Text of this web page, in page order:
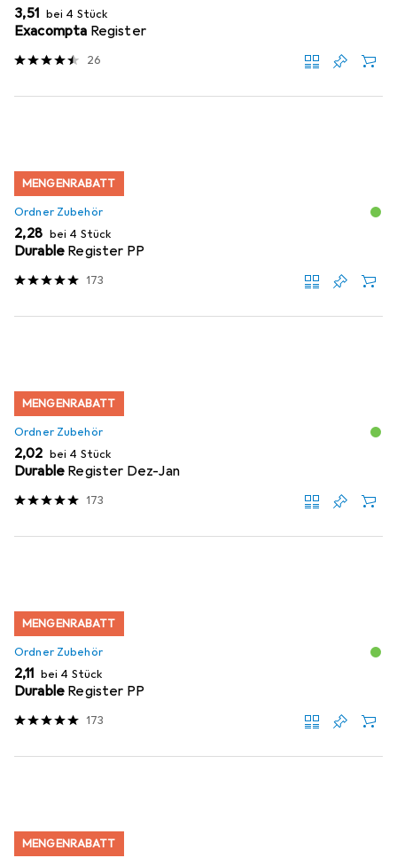
EUR
3,51 bei 4 Stück
Exacompta Register
26
MENGENRABATT
Ordner Zubehör
EUR
2,28 bei 4 Stück
Durable Register PP
173
MENGENRABATT
Ordner Zubehör
EUR
2,02 bei 4 Stück
Durable Register Dez-Jan
173
MENGENRABATT
Ordner Zubehör
EUR
2,11 bei 4 Stück
Durable Register PP
173
MENGENRABATT